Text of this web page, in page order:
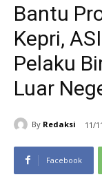
Bantu
Kepri,
Pelaku
Luar
By Redaksi 11/
Facebook